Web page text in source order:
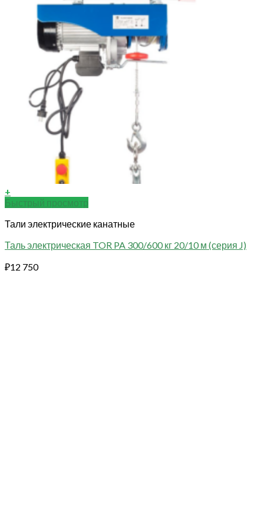
+
Быстрый просмотр
Тали электрические канатные
Таль электрическая TOR PA 300/600 кг 20/10 м (серия J)
₽12 750